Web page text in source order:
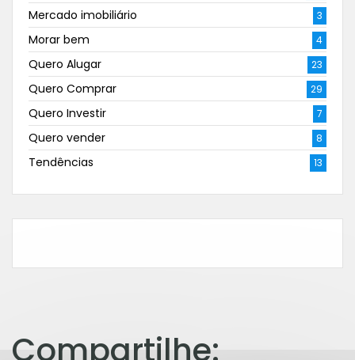
Mercado imobiliário 3
Morar bem 4
Quero Alugar 23
Quero Comprar 29
Quero Investir 7
Quero vender 8
Tendências 13
Compartilhe: